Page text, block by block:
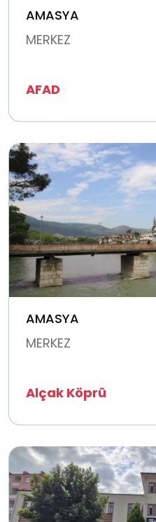
AMASYA
MERKEZ
AFAD
AMASYA
MERKEZ
Alçak Köprü